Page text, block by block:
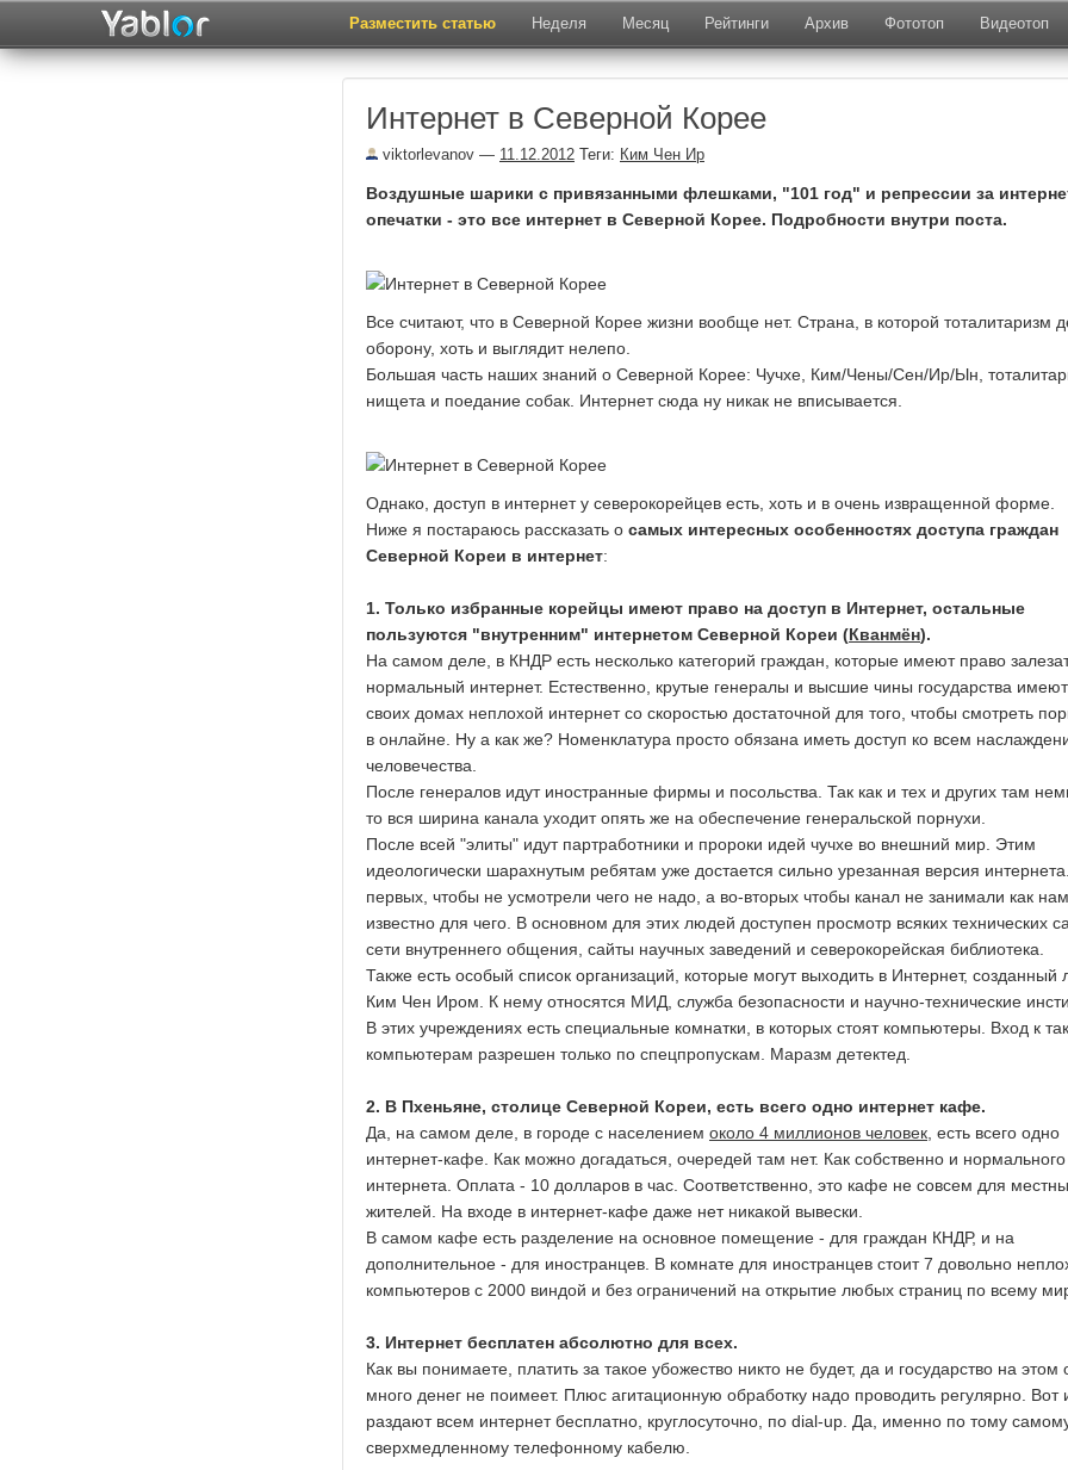
Разместить статью Неделя Месяц Рейтинги Архив Фототоп Видеотоп
Интернет в Северной Корее
viktorlevanov — 11.12.2012 Теги: Ким Чен Ир
Воздушные шарики с привязанными флешками, "101 год" и репрессии за
опечатки - это все интернет в Северной Корее. Подробности внутри поста.
Все считают, что в Северной Корее жизни вообще нет. Страна, в которой тоталитаризм
оборону, хоть и выглядит нелепо.
Большая часть наших знаний о Северной Корее: Чучхе, Ким/Чены/Сен/Ир/Ын,
нищета и поедание собак. Интернет сюда ну никак не вписывается.
Однако, доступ в интернет у северокорейцев есть, хоть и в очень извращенной форме.
Ниже я постараюсь рассказать о самых интересных особенностях доступа граждан
Северной Кореи в интернет:
1. Только избранные корейцы имеют право на доступ в Интернет, остальные
пользуются "внутренним" интернетом Северной Кореи (Кванмён).
На самом деле, в КНДР есть несколько категорий граждан, которые имеют право
нормальный интернет. Естественно, крутые генералы и высшие чины государства
своих домах неплохой интернет со скоростью достаточной для того, чтобы смотреть
в онлайне. Ну а как же? Номенклатура просто обязана иметь доступ ко всем
человечества.
После генералов идут иностранные фирмы и посольства. Так как и тех и других там
то вся ширина канала уходит опять же на обеспечение генеральской порнухи.
После всей "элиты" идут партработники и пророки идей чучхе во внешний мир. Этим
идеологически шарахнутым ребятам уже достается сильно урезанная версия
первых, чтобы не усмотрели чего не надо, а во-вторых чтобы канал не занимали как
известно для чего. В основном для этих людей доступен просмотр всяких технических
сети внутреннего общения, сайты научных заведений и северокорейская библиотека.
Также есть особый список организаций, которые могут выходить в Интернет, созданный
Ким Чен Иром. К нему относятся МИД, служба безопасности и научно-технические
В этих учреждениях есть специальные комнатки, в которых стоят компьютеры. Вход к
компьютерам разрешен только по спецпропускам. Маразм детектед.
2. В Пхеньяне, столице Северной Кореи, есть всего одно интернет кафе.
Да, на самом деле, в городе с населением около 4 миллионов человек , есть всего одно
интернет-кафе. Как можно догадаться, очередей там нет. Как собственно и нормального
интернета. Оплата - 10 долларов в час. Соответственно, это кафе не совсем для
жителей. На входе в интернет-кафе даже нет никакой вывески.
В самом кафе есть разделение на основное помещение - для граждан КНДР, и на
дополнительное - для иностранцев. В комнате для иностранцев стоит 7 довольно
компьютеров с 2000 виндой и без ограничений на открытие любых страниц по всему
3. Интернет бесплатен абсолютно для всех.
Как вы понимаете, платить за такое убожество никто не будет, да и государство на этом
много денег не поимеет. Плюс агитационную обработку надо проводить регулярно. Вот
раздают всем интернет бесплатно, круглосуточно, по dial-up. Да, именно по тому
сверхмедленному телефонному кабелю.